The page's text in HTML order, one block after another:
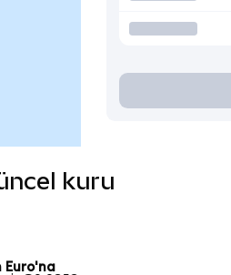
kuru
Euro'na